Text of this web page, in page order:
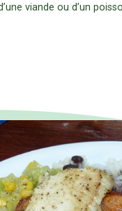
viande ou d’un